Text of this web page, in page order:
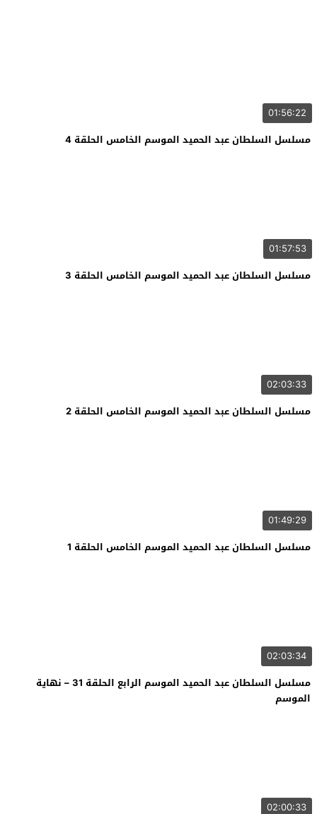
01:56:22
مسلسل السلطان عبد الحميد الموسم الخامس الحلقة 4
01:57:53
مسلسل السلطان عبد الحميد الموسم الخامس الحلقة 3
02:03:33
مسلسل السلطان عبد الحميد الموسم الخامس الحلقة 2
01:49:29
مسلسل السلطان عبد الحميد الموسم الخامس الحلقة 1
02:03:34
مسلسل السلطان عبد الحميد الموسم الرابع الحلقة 31 – نهاية
الموسم
02:00:33